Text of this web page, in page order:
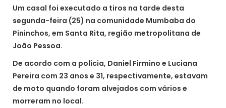
Um casal foi executado a tiros na tarde desta
segunda-feira (25) na comunidade Mumbaba do
Pininchos, em Santa Rita, região metropolitana de
João Pessoa.
De acordo com a polícia, Daniel Firmino e Luciana
Pereira com 23 anos e 31, respectivamente, estavam
de moto quando foram alvejados com vários e
morreram no local.